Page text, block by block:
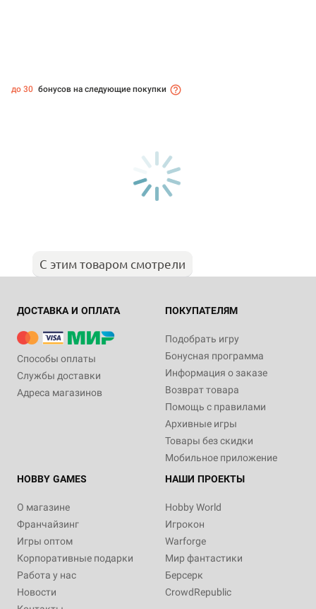
до 30 бонусов на следующие покупки
С этим товаром смотрели
ДОСТАВКА И ОПЛАТА
Способы оплаты
Службы доставки
Адреса магазинов
ПОКУПАТЕЛЯМ
Подобрать игру
Бонусная программа
Информация о заказе
Возврат товара
Помощь с правилами
Архивные игры
Товары без скидки
Мобильное приложение
HOBBY GAMES
О магазине
Франчайзинг
Игры оптом
Корпоративные подарки
Работа у нас
Новости
НАШИ ПРОЕКТЫ
Hobby World
Игрокон
Warforge
Мир фантастики
Берсерк
CrowdRepublic